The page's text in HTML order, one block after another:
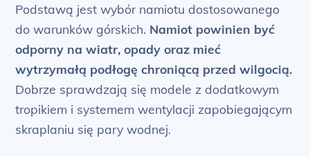
Podstawą jest wybór namiotu dostosowanego
do warunków górskich. Namiot powinien być
odporny na wiatr, opady oraz mieć
wytrzymałą podłogę chroniącą przed wilgocią.
Dobrze sprawdzają się modele z dodatkowym
tropikiem i systemem wentylacji zapobiegającym
skraplaniu się pary wodnej.